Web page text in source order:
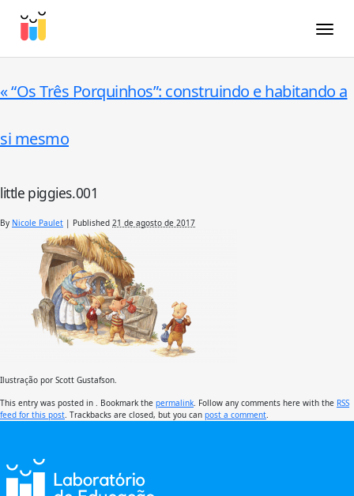
«“Os Três Porquinhos”: construindo e habitando a
si mesmo
little piggies.001
By Nicole Paulet | Published 21 de agosto de 2017
Ilustração por Scott Gustafson.
This entry was posted in . Bookmark the permalink . Follow any comments here with the RSS
feed for this post . Trackbacks are closed, but you can post a comment